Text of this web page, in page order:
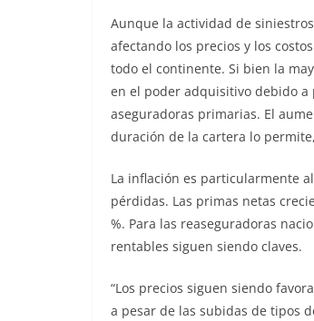
Aunque la actividad de
afectando los precios y los
todo el continente. Si bien la
en el poder adquisitivo debido a
aseguradoras primarias. El
duración de la cartera lo
La inflación es particularmente
pérdidas. Las primas netas
%. Para las reaseguradoras
rentables siguen siendo claves.
“Los precios siguen siendo
a pesar de las subidas de tipos